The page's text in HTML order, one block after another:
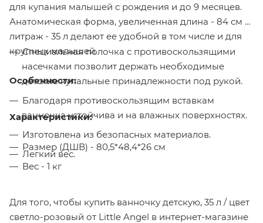
для купания малышей с рождения и до 9 месяцев.
Анатомическая форма, увеличенная длина - 84 см и
литраж - 35 л делают ее удобной в том числе и для
крупных малышей.
Особенности:
Специальная полочка с противоскользящими
насечками позволит держать необходимые
детские купальные принадлежности под рукой.
Благодаря противоскользящим вставкам
ванночка устойчива и на влажных поверхностях.
Изготовлена из безопасных материалов.
Легкий вес.
Характеристики:
Размер (ДШВ) - 80,5*48,4*26 см
Вес - 1 кг
Для того, чтобы купить ванночку детскую, 35 л / цвет
светло-розовый от Little Angel в интернет-магазине